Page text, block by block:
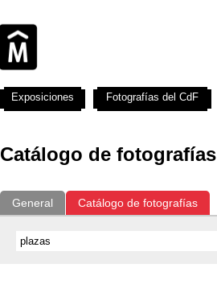
Catálogo de fotografías
General Catálogo de fotografías
Exposiciones Fotografías del CdF